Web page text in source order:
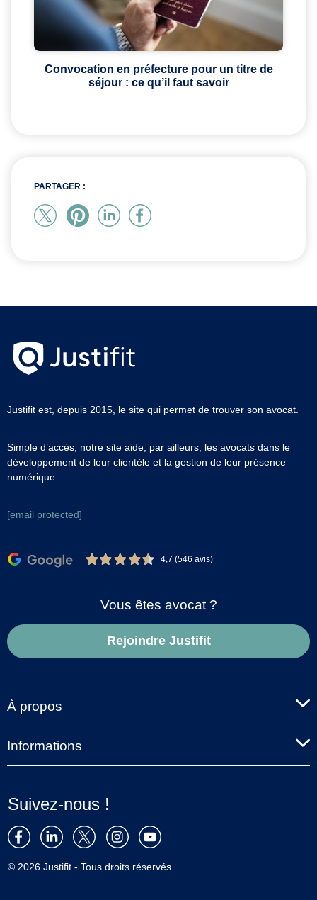
Convocation en préfecture pour un titre de
séjour : ce qu’il faut savoir
PARTAGER :
Justifit est, depuis 2015, le site qui permet de trouver son avocat.
Simple d’accès, notre site aide, par ailleurs, les avocats dans le
développement de leur clientèle et la gestion de leur présence
numérique.
[email protected]
4,7 (546 avis)
Vous êtes avocat ?
Rejoindre Justifit
À propos
Informations
Suivez-nous !
© 2026 Justifit - Tous droits réservés